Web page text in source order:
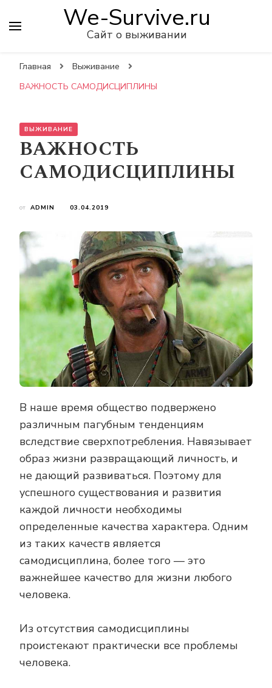
We-Survive.ru
Сайт о выживании
Главная
Выживание
ВАЖНОСТЬ САМОДИСЦИПЛИНЫ
ВЫЖИВАНИЕ
ВАЖНОСТЬ
САМОДИСЦИПЛИНЫ
от ADMIN 03.04.2019
В наше время общество подвержено
различным пагубным тенденциям
вследствие сверхпотребления. Навязывает
образ жизни развращающий личность, и
не дающий развиваться. Поэтому для
успешного существования и развития
каждой личности необходимы
определенные качества характера. Одним
из таких качеств является
самодисциплина, более того — это
важнейшее качество для жизни любого
человека.
Из отсутствия самодисциплины
проистекают практически все проблемы
человека.